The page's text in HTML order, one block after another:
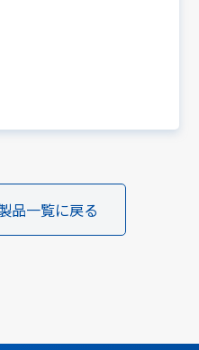
品一覧に戻る